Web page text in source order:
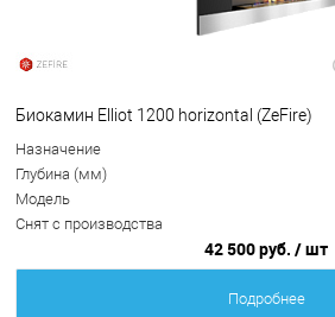
Биокамин Elliot 1200 horizontal (ZeFire)
Назначение
Глубина (мм)
Модель
Снят с производства
42 500 руб. / шт
Подробнее